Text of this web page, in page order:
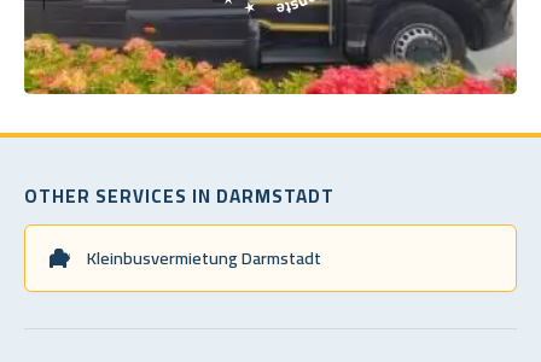
OTHER SERVICES IN DARMSTADT
Kleinbusvermietung Darmstadt